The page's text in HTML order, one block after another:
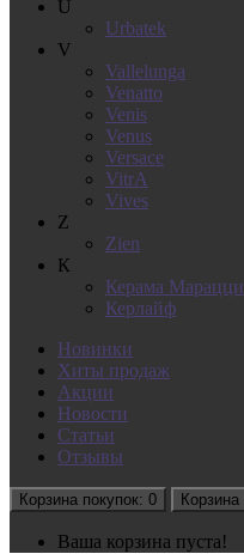
U
Urbatek
V
Vallelunga
Venatto
Venis
Venus
Versace
VitrA
Vives
Z
Zien
К
Керама Марацци
Керлайф
Новинки
Хиты продаж
Акции
Новости
Статьи
Отзывы
Корзина покупок: 0 Корзина
Ваша корзина пуста!